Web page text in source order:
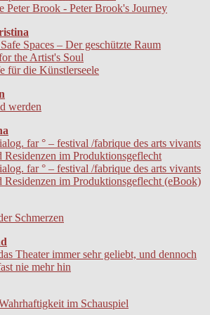
Peter Brook - Peter Brook's Journey
Spaces – Der geschützte Raum
the Artist's Soul
für die Künstlerseele
werden
far ° – festival /fabrique des arts vivants
Residenzen im Produktionsgeflecht
far ° – festival /fabrique des arts vivants
Residenzen im Produktionsgeflecht (eBook)
Schmerzen
Theater immer sehr geliebt, und dennoch
nie mehr hin
im Schauspiel